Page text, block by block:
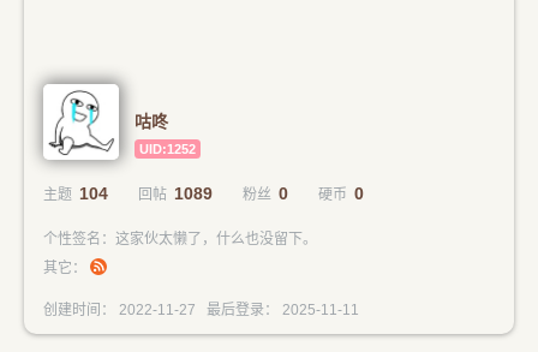
咕咚
UID:1252
主题 104 回帖 1089 粉丝 0 硬币 0
个性签名：这家伙太懒了，什么也没留下。
其它：
创建时间： 2022-11-27 最后登录： 2025-11-11